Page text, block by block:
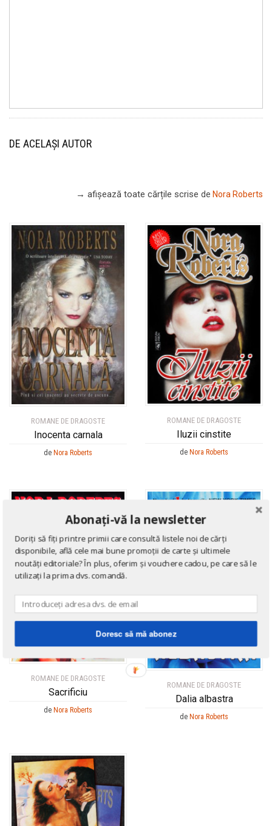
DE ACELAȘI AUTOR
→ afișează toate cărțile scrise de Nora Roberts
ROMANE DE DRAGOSTE
Inocenta carnala
de Nora Roberts
ROMANE DE DRAGOSTE
Iluzii cinstite
de Nora Roberts
ROMANE DE DRAGOSTE
Sacrificiu
de Nora Roberts
ROMANE DE DRAGOSTE
Dalia albastra
de Nora Roberts
Abonați-vă la newsletter
Doriți să fiți printre primii care consultă listele noi de cărți
disponibile, află cele mai bune promoții de carte și ultimele
noutăți editoriale? În plus, oferim și vouchere cadou, pe care să le
utilizați la prima dvs. comandă.
Doresc să mă abonez